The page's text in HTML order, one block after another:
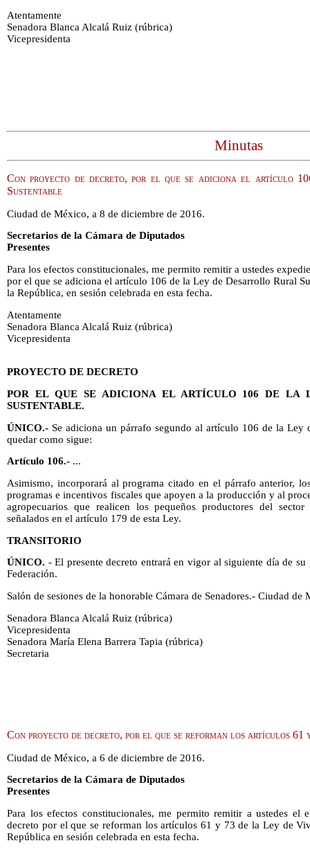
Atentamente
Senadora Blanca Alcalá Ruiz (rúbrica)
Vicepresidenta
Minutas
Con proyecto de decreto, por el que se adiciona el artículo
Sustentable
Ciudad de México, a 8 de diciembre de 2016.
Secretarios de la Cámara de Diputados
Presentes
Para los efectos constitucionales, me permito remitir a ustedes
por el que se adiciona el artículo 106 de la Ley de Desarrollo Rural
la República, en sesión celebrada en esta fecha.
Atentamente
Senadora Blanca Alcalá Ruiz (rúbrica)
Vicepresidenta
PROYECTO DE DECRETO
POR EL QUE SE ADICIONA EL ARTÍCULO 106 DE LA
SUSTENTABLE.
ÚNICO.- Se adiciona un párrafo segundo al artículo 106 de la Ley
quedar como sigue:
Artículo 106.- ...
Asimismo, incorporará al programa citado en el párrafo anterior,
programas e incentivos fiscales que apoyen a la producción y al
agropecuarios que realicen los pequeños productores del
señalados en el artículo 179 de esta Ley.
TRANSITORIO
ÚNICO. - El presente decreto entrará en vigor al siguiente día de
Federación.
Salón de sesiones de la honorable Cámara de Senadores.- Ciudad
Senadora Blanca Alcalá Ruiz (rúbrica)
Vicepresidenta
Senadora María Elena Barrera Tapia (rúbrica)
Secretaria
Con proyecto de decreto, por el que se reforman los artículos 61
Ciudad de México, a 6 de diciembre de 2016.
Secretarios de la Cámara de Diputados
Presentes
Para los efectos constitucionales, me permito remitir a ustedes el
decreto por el que se reforman los artículos 61 y 73 de la Ley de
República en sesión celebrada en esta fecha.